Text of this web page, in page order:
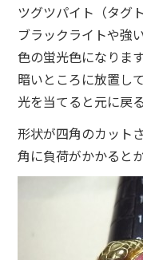
ツグツパイト（タグ
ブラックライトや強
色の蛍光色になります
暗いところに放置し
光を当てると元に戻
形状が四角のカット
角に負荷がかかると